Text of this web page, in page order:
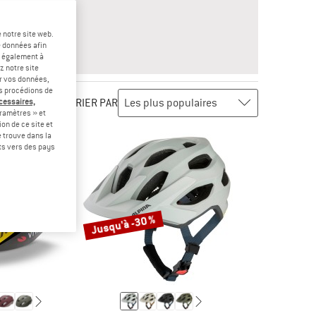
TRIER PAR
Jusqu'à -30 %
site web.
afin
à
notre site
données,
procédions de
» et
de ce site et
trouve dans la
vers des pays